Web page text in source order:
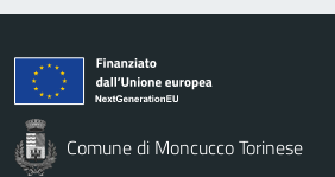
Comune di Moncucco Torinese